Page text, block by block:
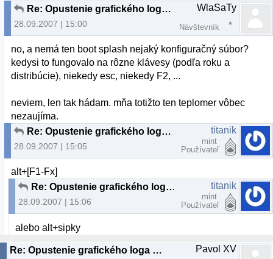
Re: Opustenie grafického loga pri bootovaní?
28.09.2007 | 15:00
WlaSaTy
Návštevník
no, a nemá ten boot splash nejaký konfiguračný súbor?
kedysi to fungovalo na rôzne klávesy (podľa roku a
distribúcie), niekedy esc, niekedy F2, ...
neviem, len tak hádam. mňa totižto ten teplomer vôbec
nezaujíma.
Re: Opustenie grafického loga pri bootovaní?
28.09.2007 | 15:05
titanik
mint
Používateľ
alt+[F1-Fx]
Re: Opustenie grafického loga pri bootovaní?
28.09.2007 | 15:06
titanik
mint
Používateľ
alebo alt+sipky
Re: Opustenie grafického loga pri bootovaní? Pavol XV